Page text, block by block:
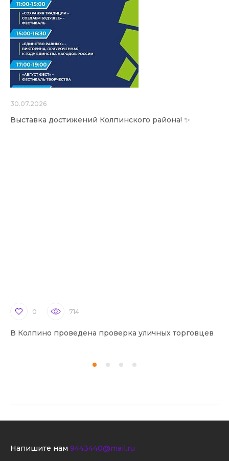
30.07.2026
Выставка достижений Колпинского района! ✨
0 714
В Колпино проведена проверка уличных торговцев
Напишите нам 9443440@mail.ru